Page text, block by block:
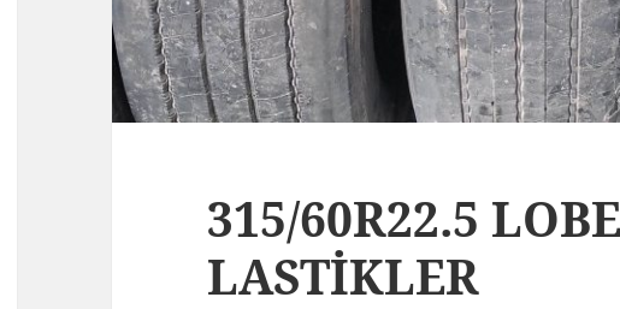
315/60R22.5
LASTİKLER